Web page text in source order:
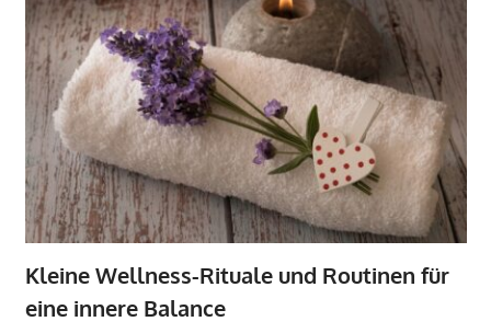
Kleine Wellness-Rituale und Routinen für
eine innere Balance